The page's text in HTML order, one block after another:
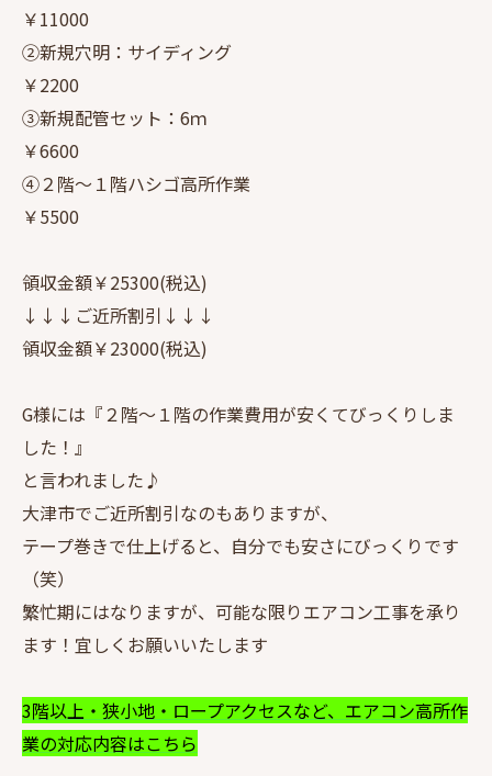
￥11000
②新規穴明：サイディング
￥2200
③新規配管セット：6ｍ
￥6600
④２階～１階ハシゴ高所作業
￥5500
領収金額￥25300(税込)
↓↓↓ご近所割引↓↓↓
領収金額￥23000(税込)
G様には『２階～１階の作業費用が安くてびっくりしま
した！』
と言われました♪
大津市でご近所割引なのもありますが、
テープ巻きで仕上げると、自分でも安さにびっくりです
（笑）
繁忙期にはなりますが、可能な限りエアコン工事を承り
ます！宜しくお願いいたします
3階以上・狭小地・ロープアクセスなど、エアコン高所作
業の対応内容はこちら